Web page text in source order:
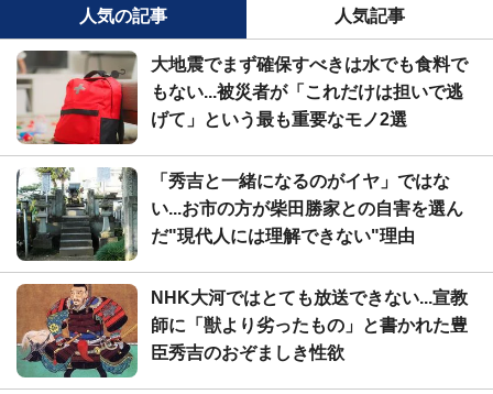
人気の記事 人気記事
大地震でまず確保すべきは水でも食料で
もない...被災者が「これだけは担いで逃
げて」という最も重要なモノ2選
「秀吉と一緒になるのがイヤ」ではな
い...お市の方が柴田勝家との自害を選ん
だ"現代人には理解できない"理由
NHK大河ではとても放送できない...宣教
師に「獣より劣ったもの」と書かれた豊
臣秀吉のおぞましき性欲